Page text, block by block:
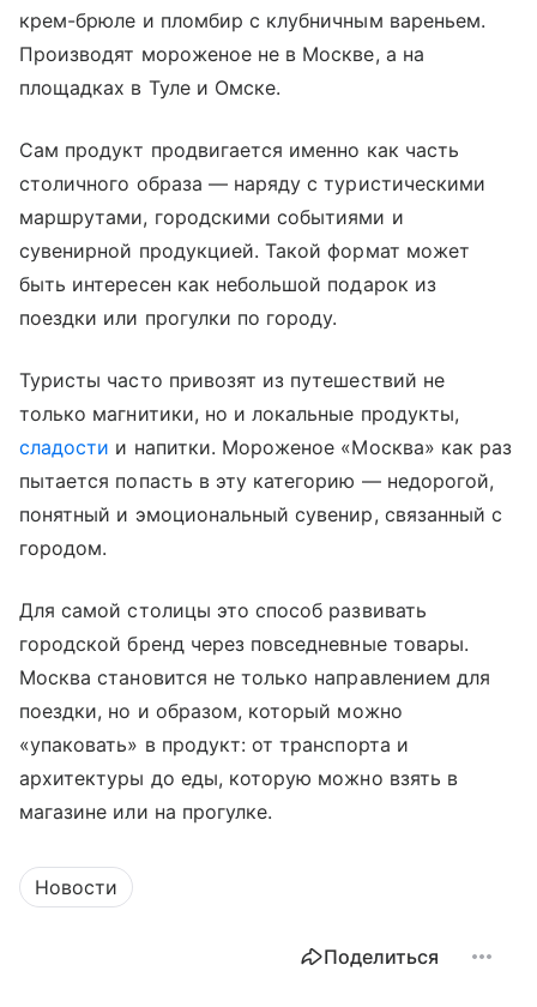
крем-брюле и пломбир с клубничным вареньем.
Производят мороженое не в Москве, а на
площадках в Туле и Омске.
Сам продукт продвигается именно как часть
столичного образа — наряду с туристическими
маршрутами, городскими событиями и
сувенирной продукцией. Такой формат может
быть интересен как небольшой подарок из
поездки или прогулки по городу.
Туристы часто привозят из путешествий не
только магнитики, но и локальные продукты,
сладости и напитки. Мороженое «Москва» как раз
пытается попасть в эту категорию — недорогой,
понятный и эмоциональный сувенир, связанный с
городом.
Для самой столицы это способ развивать
городской бренд через повседневные товары.
Москва становится не только направлением для
поездки, но и образом, который можно
«упаковать» в продукт: от транспорта и
архитектуры до еды, которую можно взять в
магазине или на прогулке.
Новости
Поделиться